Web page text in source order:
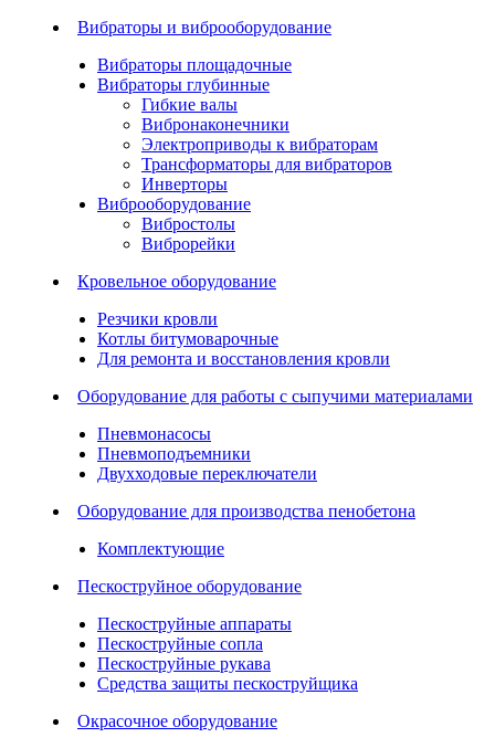
Вибраторы и виброоборудование
Вибраторы площадочные
Вибраторы глубинные
Гибкие валы
Вибронаконечники
Электроприводы к вибраторам
Трансформаторы для вибраторов
Инверторы
Виброоборудование
Вибростолы
Виброрейки
Кровельное оборудование
Резчики кровли
Котлы битумоварочные
Для ремонта и восстановления кровли
Оборудование для работы с сыпучими материалами
Пневмонасосы
Пневмоподъемники
Двухходовые переключатели
Оборудование для производства пенобетона
Комплектующие
Пескоструйное оборудование
Пескоструйные аппараты
Пескоструйные сопла
Пескоструйные рукава
Средства защиты пескоструйщика
Окрасочное оборудование